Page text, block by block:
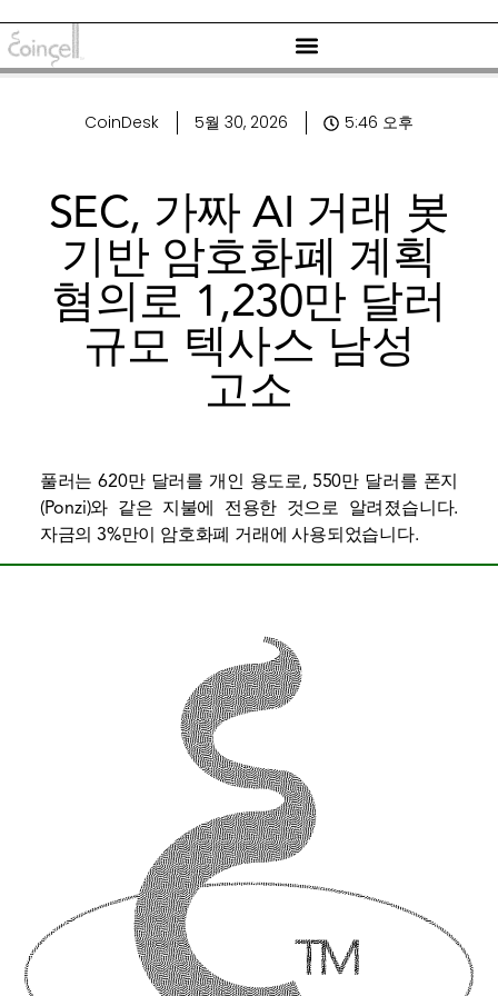
CoinDesk 5월 30, 2026 5:46 오후
SEC, 가짜 AI 거래 봇
기반 암호화폐 계획
혐의로 1,230만 달러
규모 텍사스 남성
고소
풀러는 620만 달러를 개인 용도로, 550만 달러를 폰지
(Ponzi)와 같은 지불에 전용한 것으로 알려졌습니다.
자금의 3%만이 암호화폐 거래에 사용되었습니다.